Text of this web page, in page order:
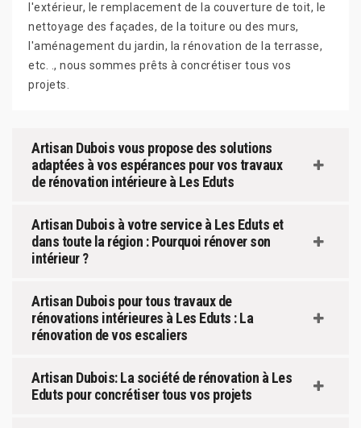
l'extérieur, le remplacement de la couverture de toit, le
nettoyage des façades, de la toiture ou des murs,
l'aménagement du jardin, la rénovation de la terrasse,
etc. ., nous sommes prêts à concrétiser tous vos
projets.
Artisan Dubois vous propose des solutions
adaptées à vos espérances pour vos travaux
de rénovation intérieure à Les Eduts
Artisan Dubois à votre service à Les Eduts et
dans toute la région : Pourquoi rénover son
intérieur ?
Artisan Dubois pour tous travaux de
rénovations intérieures à Les Eduts : La
rénovation de vos escaliers
Artisan Dubois: La société de rénovation à Les
Eduts pour concrétiser tous vos projets